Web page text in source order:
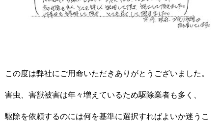
この度は弊社にご用命いただきありがとうございました。
害虫、害獣被害は年々増えているため駆除業者も多く、
駆除を依頼するのには何を基準に選択すればよいか迷うこ